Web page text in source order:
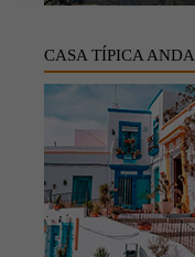
CASA TÍPICA